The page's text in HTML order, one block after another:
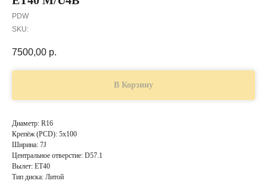
PDW
SKU:
7500,00 р.
В Корзину
Диаметр: R16
Крепёж (PCD): 5x100
Ширина: 7J
Центральное отверстие: D57.1
Вылет: ET40
Тип диска: Литой